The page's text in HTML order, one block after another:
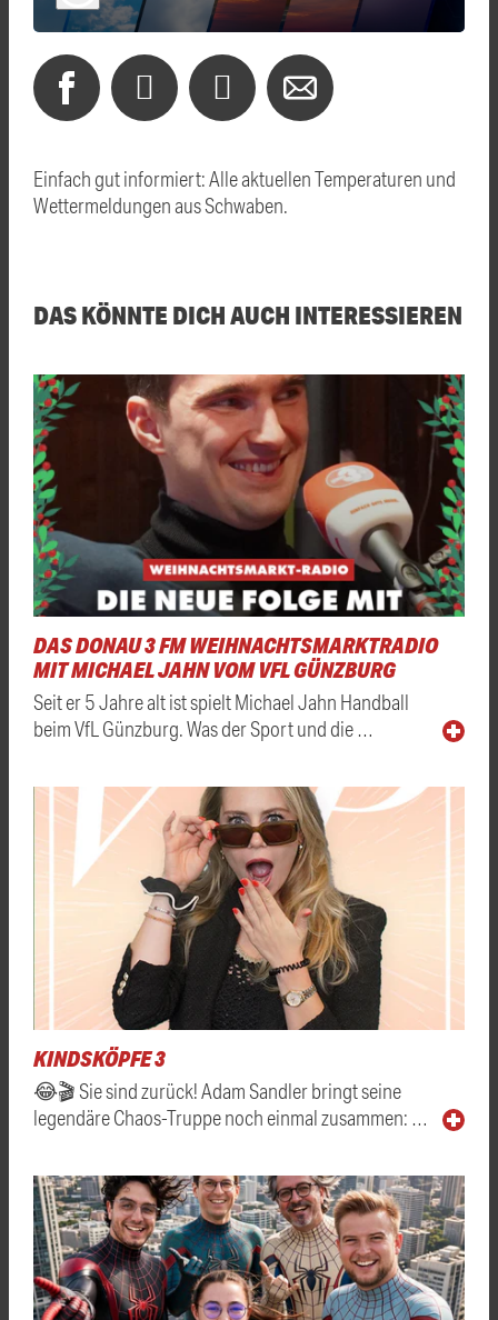
Einfach gut informiert: Alle aktuellen Temperaturen und
Wettermeldungen aus Schwaben.
DAS KÖNNTE DICH AUCH INTERESSIEREN
DAS DONAU 3 FM WEIHNACHTSMARKTRADIO
MIT MICHAEL JAHN VOM VFL GÜNZBURG
Seit er 5 Jahre alt ist spielt Michael Jahn Handball
beim VfL Günzburg. Was der Sport und die …
KINDSKÖPFE 3
😂🎬 Sie sind zurück! Adam Sandler bringt seine
legendäre Chaos-Truppe noch einmal zusammen: …